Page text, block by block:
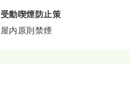
受動喫煙防止策
屋内原則禁煙